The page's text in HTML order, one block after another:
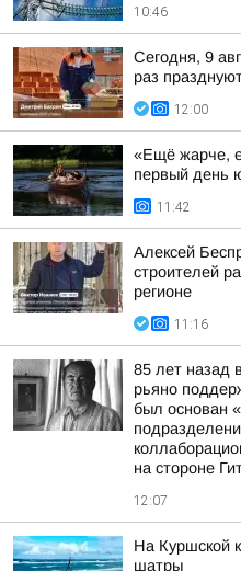
10:46
Сегодня, 9
раз
12:00
«Ещё жарче,
первый день
11:42
Алексей
строителей
регионе
11:16
85 лет назад
рьяно
был основан
на стороне
12:07
На Куршской
шатры